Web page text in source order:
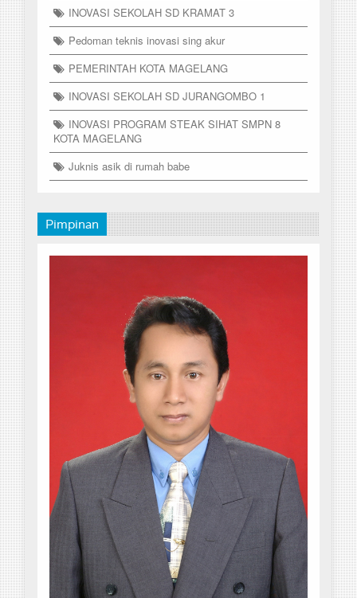
INOVASI SEKOLAH SD KRAMAT 3
Pedoman teknis inovasi sing akur
PEMERINTAH KOTA MAGELANG
INOVASI SEKOLAH SD JURANGOMBO 1
INOVASI PROGRAM STEAK SIHAT SMPN 8
KOTA MAGELANG
Juknis asik di rumah babe
Pimpinan